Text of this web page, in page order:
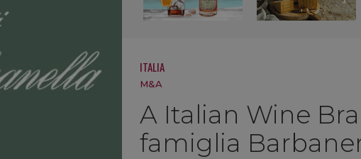
ITALIA
M&A
A Italian Wine
famiglia